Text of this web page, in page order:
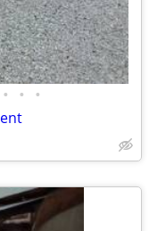
• • •